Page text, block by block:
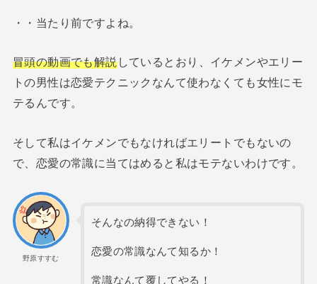
・・当たり前ですよね。
冒頭の動画でも解説しているとおり、イケメンやエリー
トの男性は恋愛テクニックなんて使わなくても女性にモ
テるんです。
そして私はイケメンでもなければエリートでもないの
で、恋愛の常識に当てはめると私はモテないわけです。
野原すすむ
そんなの納得できない！
恋愛の常識なんて知るか！
常識なんて覆してやる！